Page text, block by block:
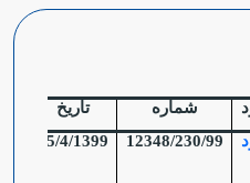
شماره
تاریخ
12348/230/99
25/4/1399